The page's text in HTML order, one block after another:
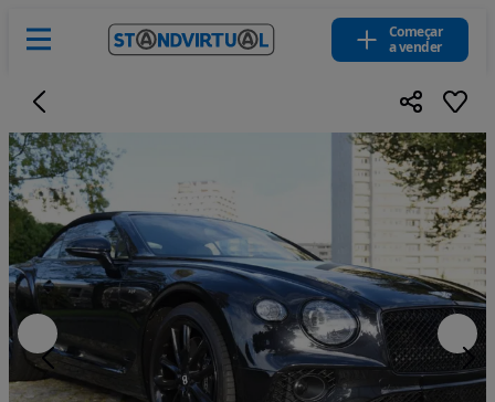
Começar
a vender